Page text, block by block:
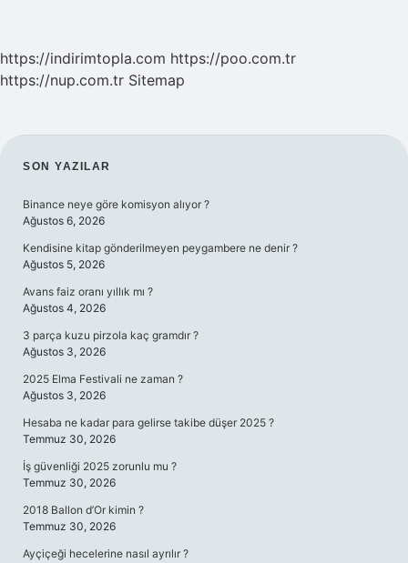
https://indirimtopla.com https://poo.com.tr
https://nup.com.tr Sitemap
SIDEBAR
SON YAZILAR
Binance neye göre komisyon alıyor ?
Ağustos 6, 2026
Kendisine kitap gönderilmeyen peygambere ne denir ?
Ağustos 5, 2026
Avans faiz oranı yıllık mı ?
Ağustos 4, 2026
3 parça kuzu pirzola kaç gramdır ?
Ağustos 3, 2026
2025 Elma Festivali ne zaman ?
Ağustos 3, 2026
Hesaba ne kadar para gelirse takibe düşer 2025 ?
Temmuz 30, 2026
İş güvenliği 2025 zorunlu mu ?
Temmuz 30, 2026
2018 Ballon d’Or kimin ?
Temmuz 30, 2026
Ayçiçeği hecelerine nasıl ayrılır ?